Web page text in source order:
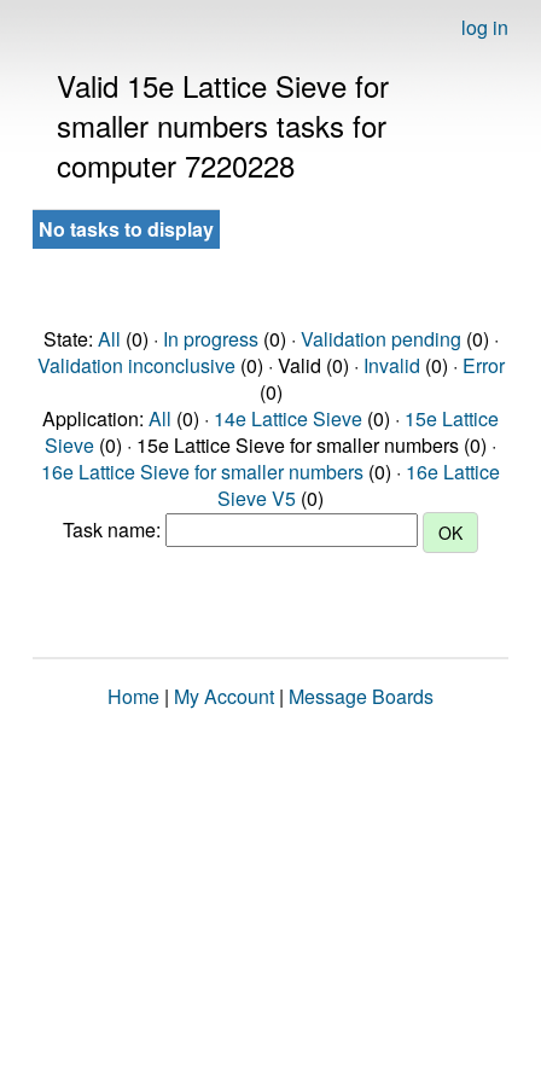
log in
Valid 15e Lattice Sieve for
smaller numbers tasks for
computer 7220228
No tasks to display
State: All (0) · In progress(0) · Validation pending (0) ·
Validation inconclusive(0) · Valid (0) · Invalid (0) · Error
(0)
Application: All (0) · 14e Lattice Sieve (0) · 15e Lattice
Sieve (0) · 15e Lattice Sieve for smaller numbers (0) ·
16e Lattice Sieve for smaller numbers (0) · 16e Lattice
Sieve V5 (0)
Task name:
Home | My Account | Message Boards